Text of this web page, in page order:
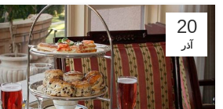
20
آذر